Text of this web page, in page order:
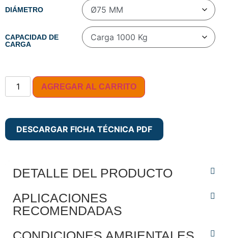
DIÁMETRO
CAPACIDAD DE
CARGA
AGREGAR AL CARRITO
DESCARGAR FICHA TÉCNICA PDF
DETALLE DEL PRODUCTO
APLICACIONES
RECOMENDADAS